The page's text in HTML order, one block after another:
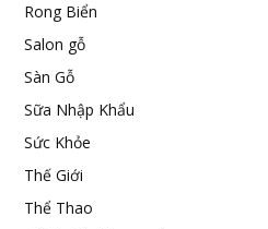
Rong Biển
Salon gỗ
Sàn Gỗ
Sữa Nhập Khẩu
Sức Khỏe
Thế Giới
Thể Thao